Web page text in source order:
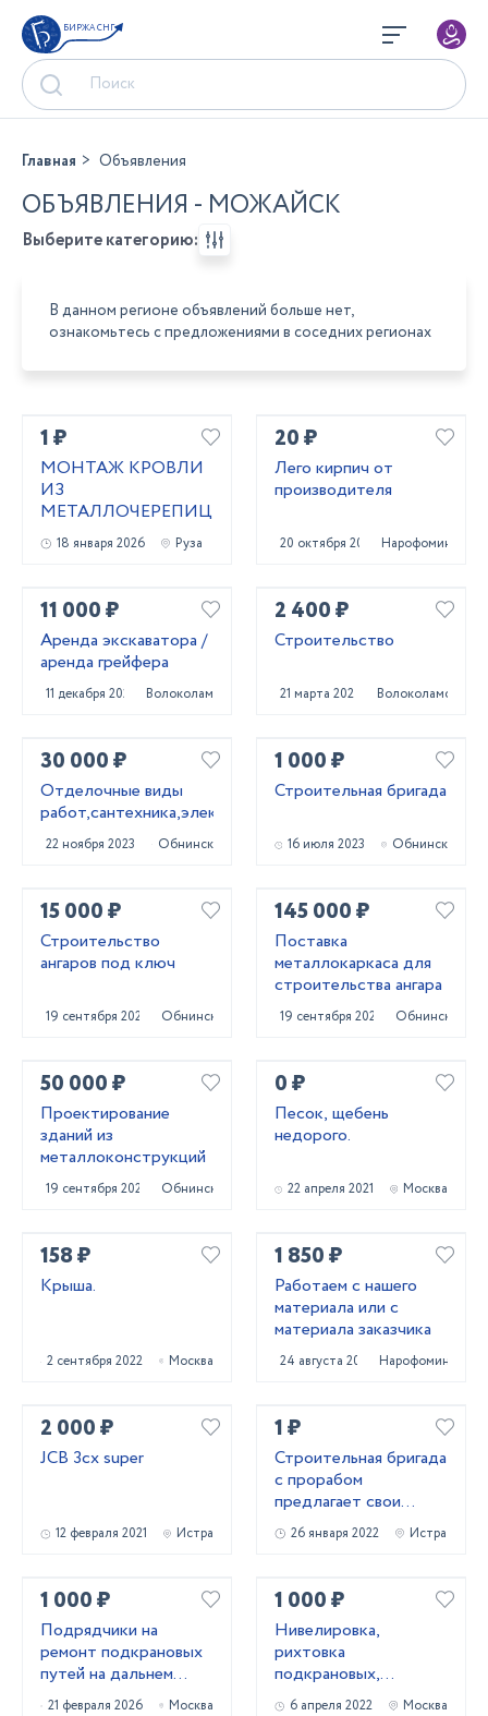
БИРЖА СНГ
Главная Объявления
ОБЪЯВЛЕНИЯ - МОЖАЙСК
Выберите категорию:
В данном регионе объявлений больше нет,
ознакомьтесь с предложениями в соседних регионах
1 ₽
МОНТАЖ КРОВЛИ
ИЗ
МЕТАЛЛОЧЕРЕПИЦЫ
18 января 2026 Руза
20 ₽
Лего кирпич от
производителя
20 октября 2020 Нарофоминск
11 000 ₽
Аренда экскаватора /
аренда грейфера
11 декабря 2020 Волоколамск
2 400 ₽
Строительство
21 марта 2024 Волоколамск
30 000 ₽
Отделочные виды
работ,сантехника,электрика.
22 ноября 2023 Обнинск
1 000 ₽
Строительная бригада
16 июля 2023 Обнинск
15 000 ₽
Строительство
ангаров под ключ
19 сентября 2024 Обнинск
145 000 ₽
Поставка
металлокаркаса для
строительства ангара
19 сентября 2024 Обнинск
50 000 ₽
Проектирование
зданий из
металлоконструкций
19 сентября 2024 Обнинск
0 ₽
Песок, щебень
недорого.
22 апреля 2021 Москва
158 ₽
Крыша.
2 сентября 2022 Москва
1 850 ₽
Работаем с нашего
материала или с
материала заказчика
24 августа 2023 Нарофоминск
2 000 ₽
JCB 3cx super
12 февраля 2021 Истра
1 ₽
Строительная бригада
с прорабом
предлагает свои
услуги по
малоэтажному
26 января 2022 Истра
1 000 ₽
Подрядчики на
ремонт подкрановых
путей на дальнем
востоке
21 февраля 2026 Москва
1 000 ₽
Нивелировка,
рихтовка
подкрановых,
крановых путей
6 апреля 2022 Москва